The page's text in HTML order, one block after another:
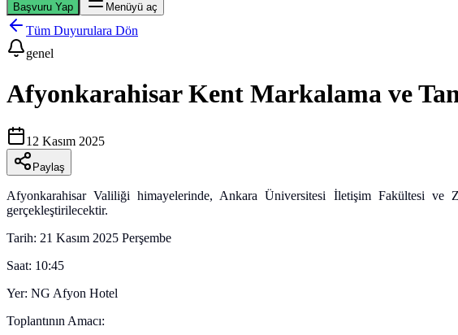
Başvuru Yap Menüyü aç
Tüm Duyurulara Dön
genel
Afyonkarahisar Kent Markalama ve
12 Kasım 2025
Paylaş
Afyonkarahisar Valiliği himayelerinde, Ankara Üniversitesi İletişim Fakültesi ve
gerçekleştirilecektir.
Tarih: 21 Kasım 2025 Perşembe
Saat: 10:45
Yer: NG Afyon Hotel
Toplantının Amacı: